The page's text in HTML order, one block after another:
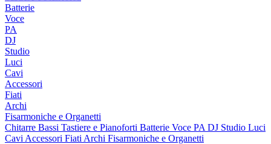
Batterie
Voce
PA
DJ
Studio
Luci
Cavi
Accessori
Fiati
Archi
Fisarmoniche e Organetti
Chitarre Bassi Tastiere e Pianoforti Batterie Voce PA DJ Studio Luci
Cavi Accessori Fiati Archi Fisarmoniche e Organetti